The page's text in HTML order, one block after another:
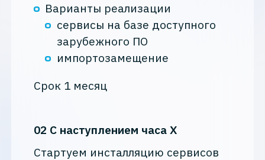
Варианты реализации
сервисы на базе доступного
зарубежного ПО
импортозамещение
Срок 1 месяц
02 С наступлением часа Х
Стартуем инсталляцию сервисов